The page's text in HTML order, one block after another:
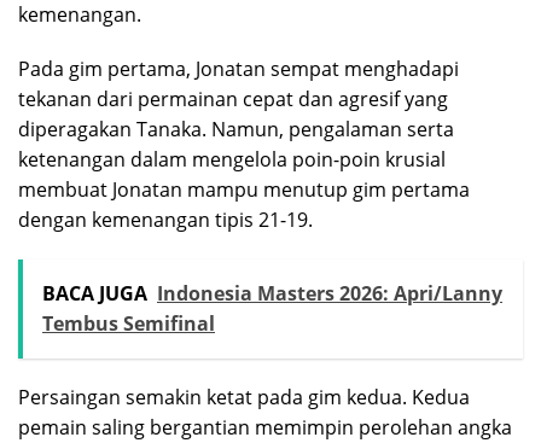
kemenangan.
Pada gim pertama, Jonatan sempat menghadapi
tekanan dari permainan cepat dan agresif yang
diperagakan Tanaka. Namun, pengalaman serta
ketenangan dalam mengelola poin-poin krusial
membuat Jonatan mampu menutup gim pertama
dengan kemenangan tipis 21-19.
BACA JUGA Indonesia Masters 2026: Apri/Lanny
Tembus Semifinal
Persaingan semakin ketat pada gim kedua. Kedua
pemain saling bergantian memimpin perolehan angka